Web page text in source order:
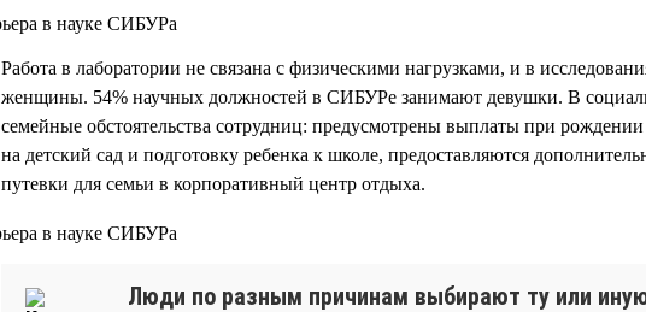
Работа в лаборатории не связана с физическими нагрузками, и в
женщины. 54% научных должностей в СИБУРе занимают девушки. В
семейные обстоятельства сотрудниц: предусмотрены выплаты при
на детский сад и подготовку ребенка к школе, предоставляются
путевки для семьи в корпоративный центр отдыха.
Люди по разным причинам выбирают ту или